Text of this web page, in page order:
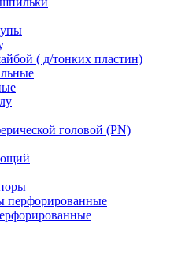
( д/тонких пластин)
головой (PN)
перфорированные